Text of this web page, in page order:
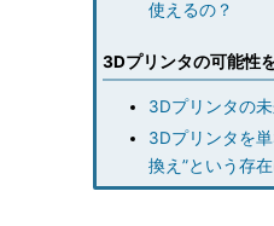
使えるの？
3Dプリンタの可能性
3Dプリンタの
3Dプリンタを
換え”という存